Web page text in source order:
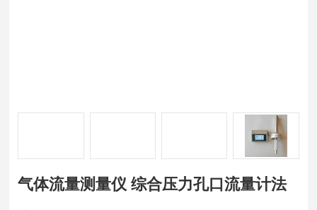
气体流量测量仪 综合压力孔口流量计法